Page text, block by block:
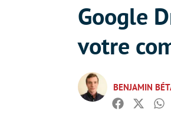
Google
votre
BENJAMIN
Facebook
Twitter